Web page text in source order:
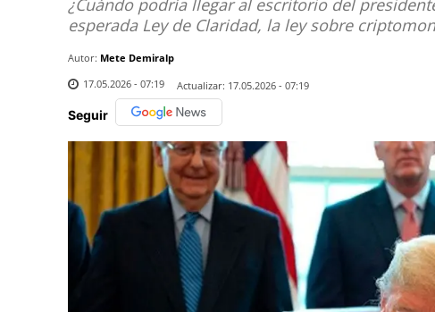
¿Cuándo podría llegar al escritorio del
esperada Ley de Claridad, la ley sobre
Autor: Mete Demiralp
17.05.2026 - 07:19
Actualizar: 17.05.2026 - 07:19
Seguir